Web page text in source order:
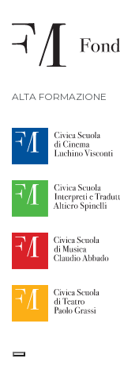
ALTA FORMAZIONE